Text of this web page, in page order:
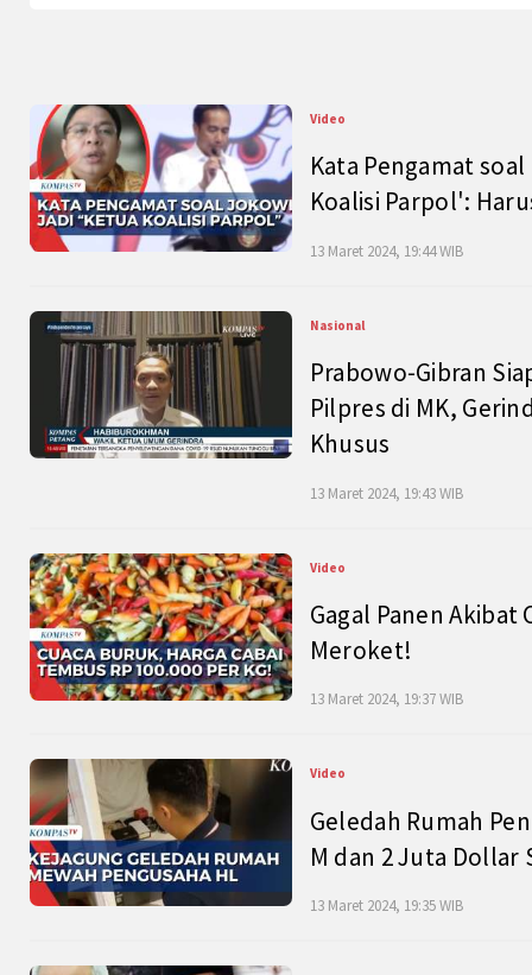
Video
Kata Pengamat
Koalisi Parpol':
13 Maret 2024, 19:44 WIB
Nasional
Prabowo-Gibran
Pilpres di MK,
Khusus
13 Maret 2024, 19:43 WIB
Video
Gagal Panen Akibat
Meroket!
13 Maret 2024, 19:37 WIB
Video
Geledah Rumah
M dan 2 Juta Dollar
13 Maret 2024, 19:35 WIB